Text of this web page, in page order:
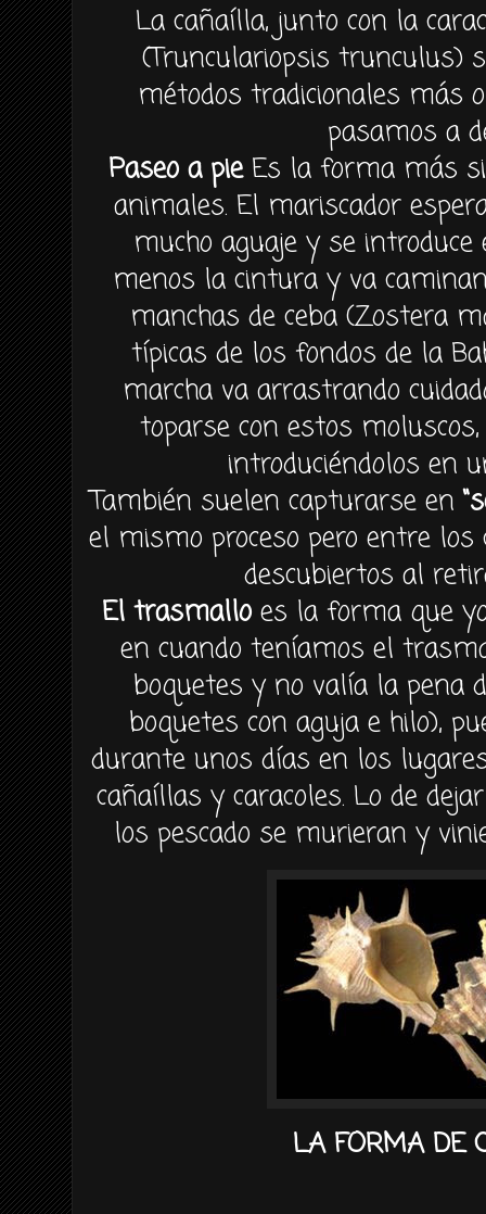
La cañaílla, junto con la
(Trunculariopsis trunculus)
métodos tradicionales más
pasamos a
Paseo a pieEs la forma más
animales. El mariscador
mucho aguaje y se
menos la cintura y va
manchas de ceba (Zostera
típicas de los fondos de la
marcha va arrastrando
toparse con estos
introduciéndolos en
También suelen capturarse en
el mismo proceso pero entre los
descubiertos al
El trasmallo es la forma que
en cuando teníamos el
boquetes y no valía la pena
boquetes con aguja e hilo),
durante unos días en los
cañaíllas y caracoles. Lo de
los pescado se murieran y
LA FORMA DE